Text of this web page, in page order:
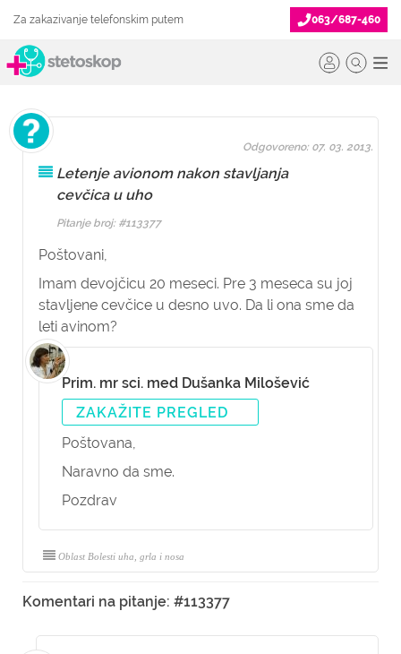
Za zakazivanje telefonskim putem 063/687-460
Letenje avionom nakon stavljanja
cevčica u uho
Pitanje broj: #113377
Poštovani,
Imam devojčicu 20 meseci. Pre 3 meseca su joj
stavljene cevčice u desno uvo. Da li ona sme da
leti avinom?
Odgovoreno: 07. 03. 2013.
Prim. mr sci. med Dušanka Milošević
ZAKAŽITE PREGLED
Poštovana,
Naravno da sme.
Pozdrav
Oblast Bolesti uha, grla i nosa
Komentari na pitanje: #113377